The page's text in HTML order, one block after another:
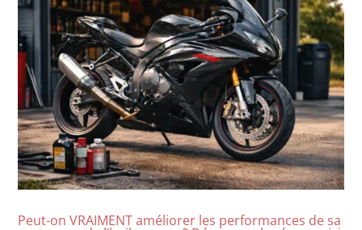
Peut-on VRAIMENT améliorer les performances de sa